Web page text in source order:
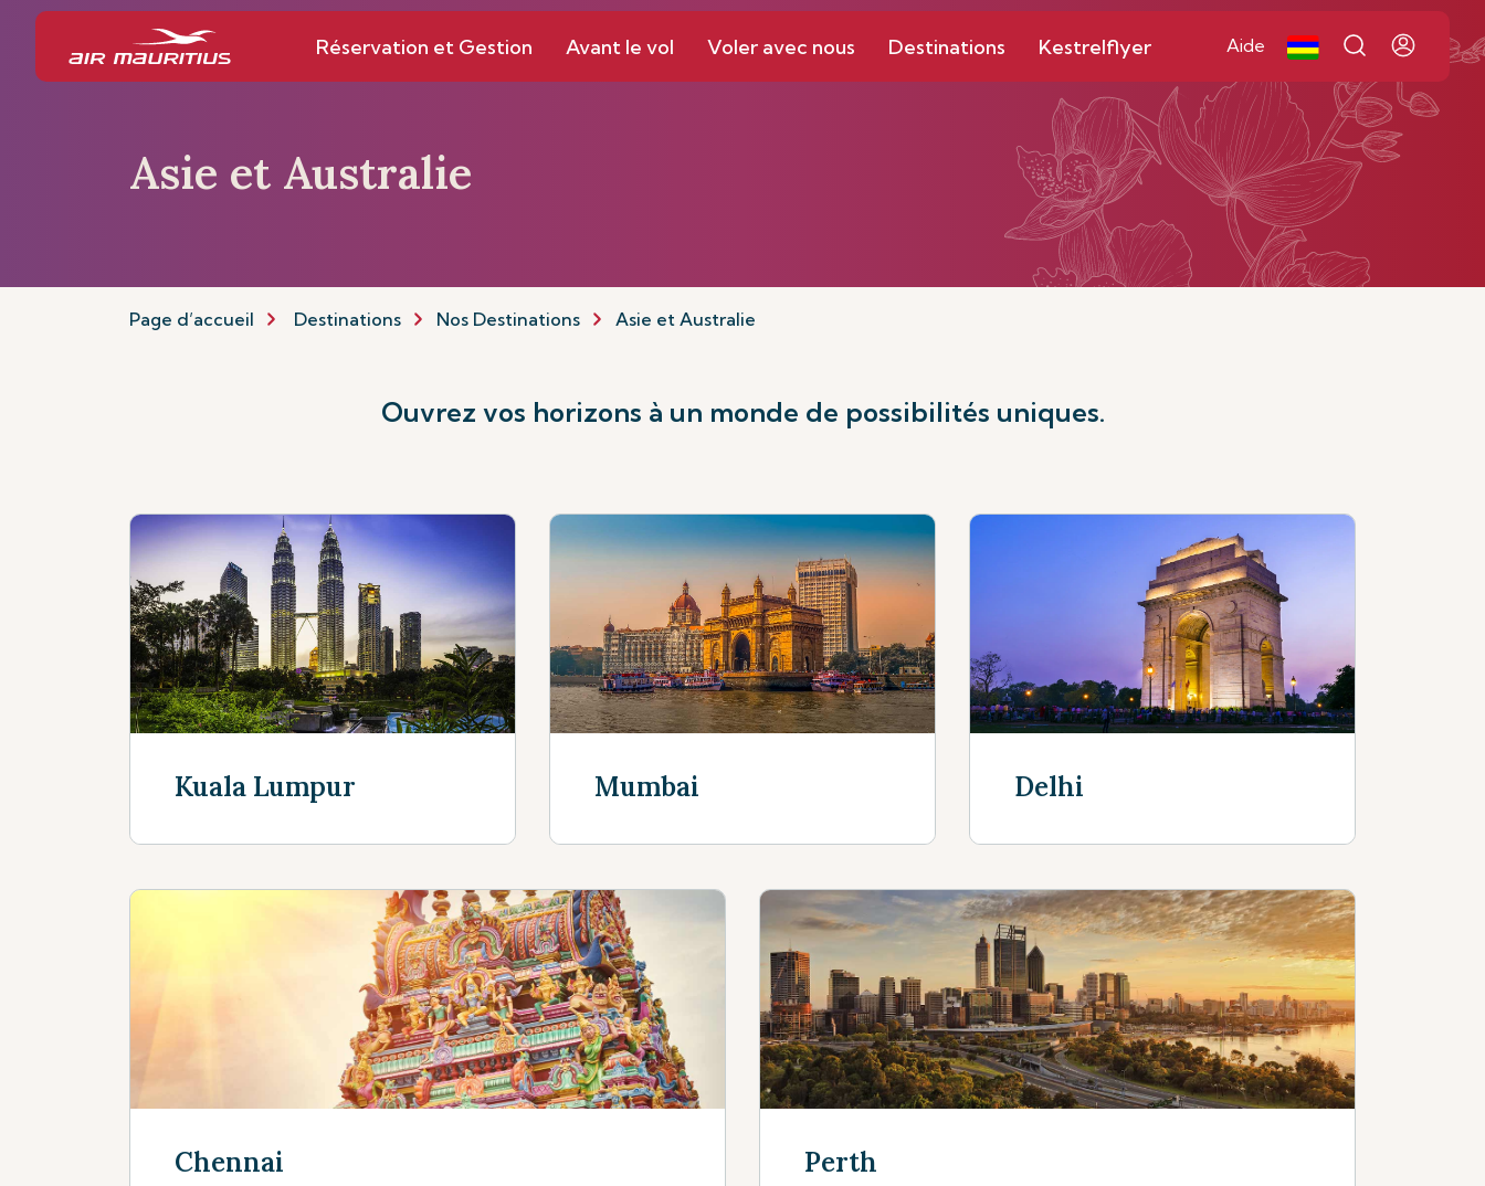
Réservation et Gestion Avant le vol Voler avec nous Destinations Kestrelflyer Aide
Asie et Australie
Page d’accueil Destinations Nos Destinations Asie et Australie
Ouvrez vos horizons à un monde de possibilités uniques.
Kuala Lumpur Mumbai
En savoir plus
Delhi
En savoir plus
Chennai Perth